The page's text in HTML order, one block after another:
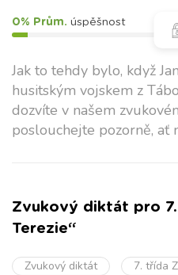
0% Prům. úspěšnost
Jak to tehdy bylo, když
husitským vojskem z
dozvíte v našem
poslouchejte pozorně, ať
Zvukový diktát pro 7.
Terezie“
Zvukový diktát 7. třída